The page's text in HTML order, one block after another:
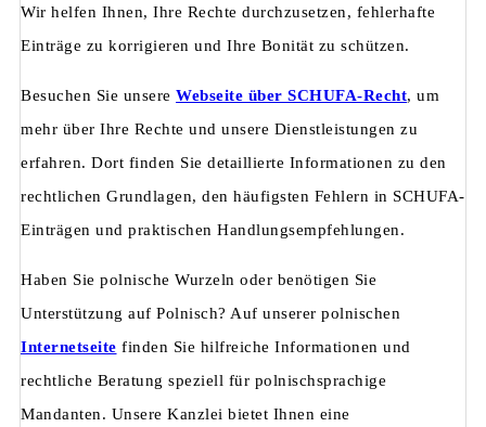
Wir helfen Ihnen, Ihre Rechte durchzusetzen, fehlerhafte
Einträge zu korrigieren und Ihre Bonität zu schützen.
Besuchen Sie unsere Webseite über SCHUFA-Recht, um
mehr über Ihre Rechte und unsere Dienstleistungen zu
erfahren. Dort finden Sie detaillierte Informationen zu den
rechtlichen Grundlagen, den häufigsten Fehlern in SCHUFA-
Einträgen und praktischen Handlungsempfehlungen.
Haben Sie polnische Wurzeln oder benötigen Sie
Unterstützung auf Polnisch? Auf unserer polnischen
Internetseite finden Sie hilfreiche Informationen und
rechtliche Beratung speziell für polnischsprachige
Mandanten. Unsere Kanzlei bietet Ihnen eine